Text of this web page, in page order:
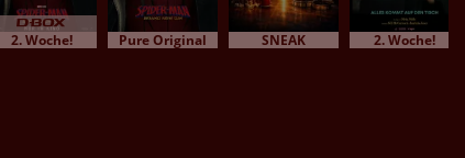
2. Woche! Pure Original SNEAK 2. Woche!